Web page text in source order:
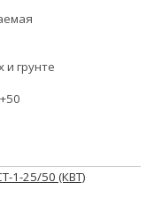
и грунте
1-25/50 (КВТ)